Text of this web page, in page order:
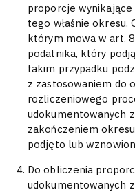
proporcje
tego właśnie okresu.
którym mowa w art.
podatnika, który
takim przypadku
z zastosowaniem do
rozliczeniowego
udokumentowanych
zakończeniem
podjęto lub
Do obliczenia
udokumentowanych